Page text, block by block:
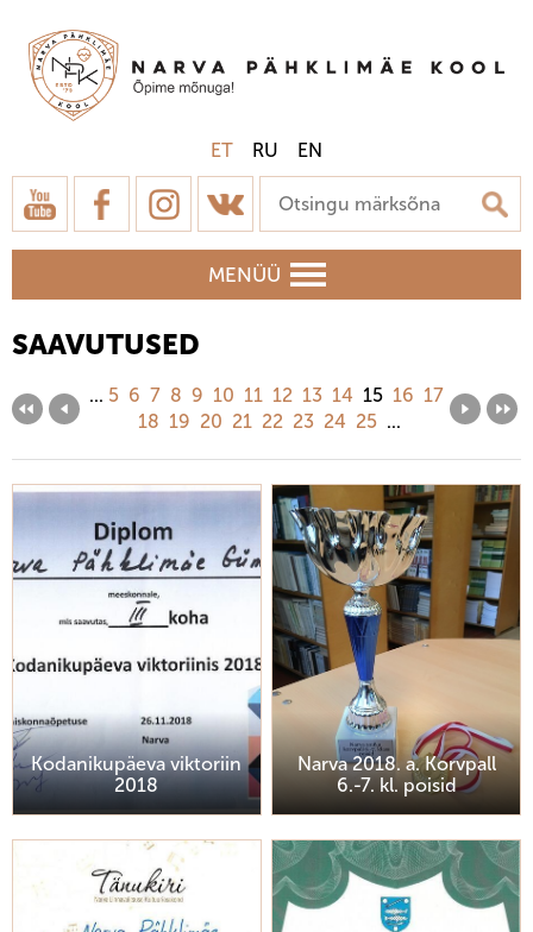
ET RU EN
MENÜÜ
SAAVUTUSED
... 5 6 7 8 9 10 11 12 13 14 15 16 17
18 19 20 21 22 23 24 25...
Kodanikupäeva viktoriin
2018
Narva 2018. a. Korvpall
6.-7. kl. poisid